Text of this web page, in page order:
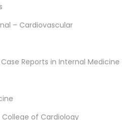
– Cardiovascular
Reports in Internal Medicine
of Cardiology